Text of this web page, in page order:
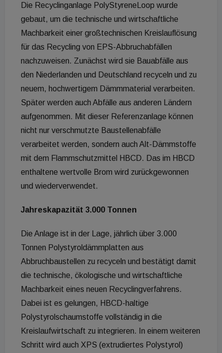
Die Recyclinganlage PolyStyreneLoop wurde
gebaut, um die technische und wirtschaftliche
Machbarkeit einer großtechnischen Kreislauflösung
für das Recycling von EPS-Abbruchabfällen
nachzuweisen. Zunächst wird sie Bauabfälle aus
den Niederlanden und Deutschland recyceln und zu
neuem, hochwertigem Dämmmaterial verarbeiten.
Später werden auch Abfälle aus anderen Ländern
aufgenommen. Mit dieser Referenzanlage können
nicht nur verschmutzte Baustellenabfälle
verarbeitet werden, sondern auch Alt-Dämmstoffe
mit dem Flammschutzmittel HBCD. Das im HBCD
enthaltene wertvolle Brom wird zurückgewonnen
und wiederverwendet.
Jahreskapazität 3.000 Tonnen
Die Anlage ist in der Lage, jährlich über 3.000
Tonnen Polystyroldämmplatten aus
Abbruchbaustellen zu recyceln und bestätigt damit
die technische, ökologische und wirtschaftliche
Machbarkeit eines neuen Recyclingverfahrens.
Dabei ist es gelungen, HBCD-haltige
Polystyrolschaumstoffe vollständig in die
Kreislaufwirtschaft zu integrieren. In einem weiteren
Schritt wird auch XPS (extrudiertes Polystyrol)